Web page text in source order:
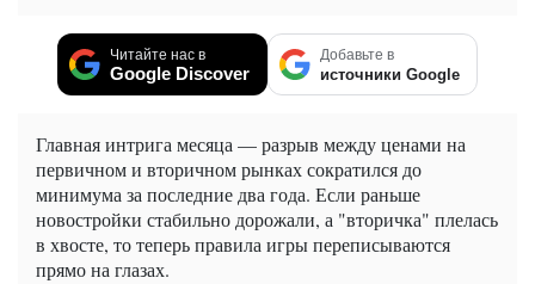
Читайте нас в
Google Discover
Добавьте в
источники Google
Главная интрига месяца — разрыв между ценами на
первичном и вторичном рынках сократился до
минимума за последние два года. Если раньше
новостройки стабильно дорожали, а "вторичка" плелась
в хвосте, то теперь правила игры переписываются
прямо на глазах.